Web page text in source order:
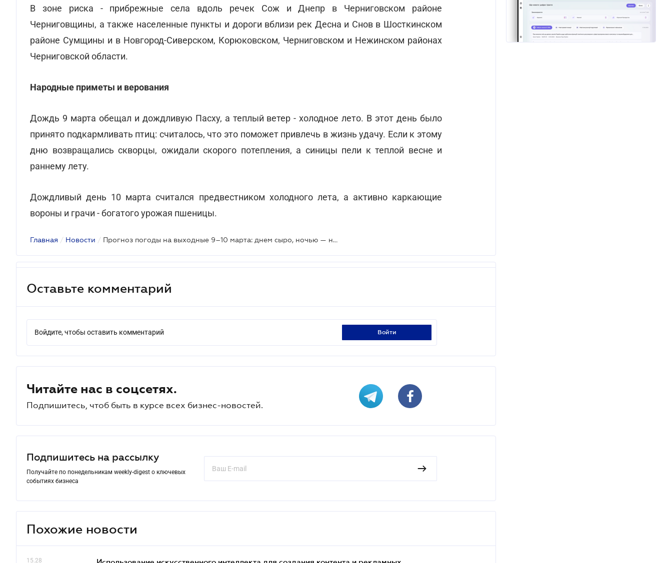
В зоне риска - прибрежные села вдоль речек Сож и Днепр в Черниговском районе
Черниговщины, а также населенные пункты и дороги вблизи рек Десна и Снов в Шосткинском
районе Сумщины и в Новгород-Сиверском, Корюковском, Черниговском и Нежинском районах
Черниговской области.
Народные приметы и верования
Дождь 9 марта обещал и дождливую Пасху, а теплый ветер - холодное лето. В этот день было
принято подкармливать птиц: считалось, что это поможет привлечь в жизнь удачу. Если к этому
дню возвращались скворцы, ожидали скорого потепления, а синицы пели к теплой весне и
раннему лету.
Дождливый день 10 марта считался предвестником холодного лета, а активно каркающие
вороны и грачи - богатого урожая пшеницы.
Главная / Новости / Прогноз погоды на выходные 9–10 марта: днем сыро, ночью — небольшие морозы
Оставьте комментарий
Войдите, чтобы оставить комментарий войти
Читайте нас в соцсетях.
Подпишитесь, чтоб быть в курсе всех бизнес-новостей.
Подпишитесь на рассылку
Получайте по понедельникам weekly-digest о ключевых
событиях бизнеса
Похожие новости
15.28